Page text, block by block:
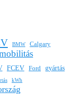
BMW Calgary
FCEV Ford gyártás
kWh